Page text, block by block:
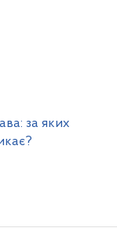
за яких